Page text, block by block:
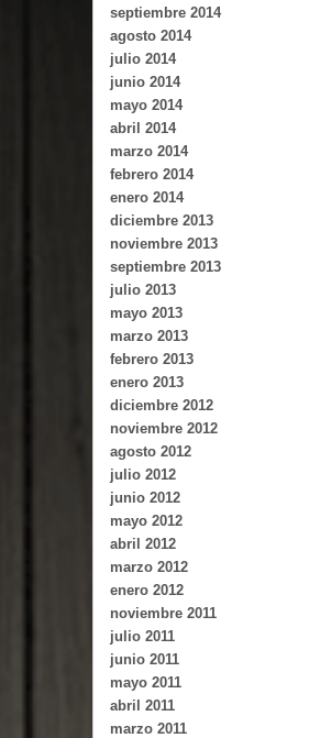
septiembre 2014
agosto 2014
julio 2014
junio 2014
mayo 2014
abril 2014
marzo 2014
febrero 2014
enero 2014
diciembre 2013
noviembre 2013
septiembre 2013
julio 2013
mayo 2013
marzo 2013
febrero 2013
enero 2013
diciembre 2012
noviembre 2012
agosto 2012
julio 2012
junio 2012
mayo 2012
abril 2012
marzo 2012
enero 2012
noviembre 2011
julio 2011
junio 2011
mayo 2011
abril 2011
marzo 2011